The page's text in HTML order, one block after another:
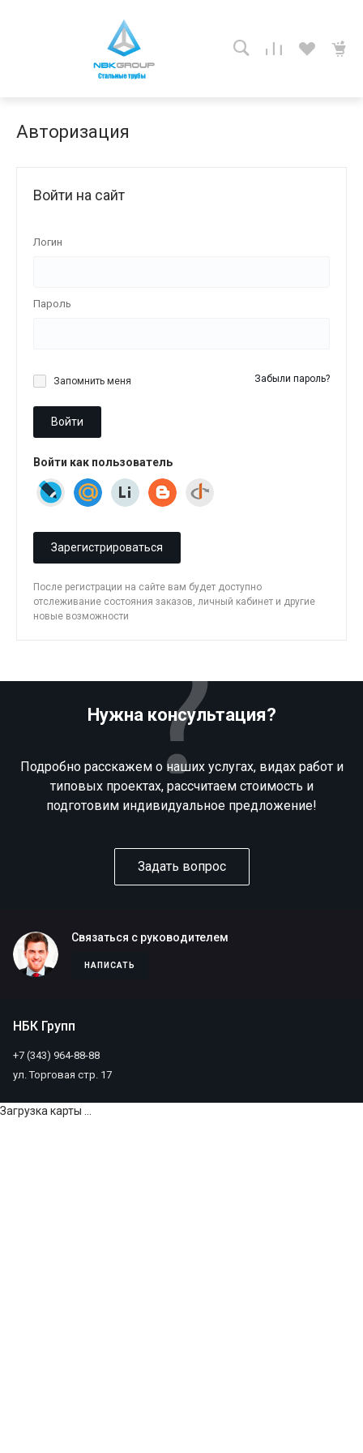
Авторизация
Войти на сайт
Логин
Пароль
Запомнить меня Забыли пароль?
Войти
Войти как пользователь
Зарегистрироваться
После регистрации на сайте вам будет доступно
отслеживание состояния заказов, личный кабинет и другие
новые возможности
Нужна консультация?
Подробно расскажем о наших услугах, видах работ и
типовых проектах, рассчитаем стоимость и
подготовим индивидуальное предложение!
Задать вопрос
Связаться с руководителем
НАПИСАТЬ
НБК Групп
+7 (343) 964-88-88
ул. Торговая стр. 17
Загрузка карты ...